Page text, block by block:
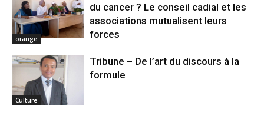
orange
du cancer ? Le conseil cadial et les
associations mutualisent leurs
forces
Culture
Tribune – De l’art du discours à la
formule